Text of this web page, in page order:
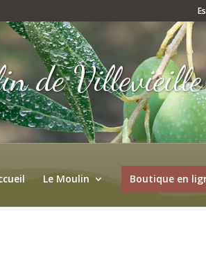
de Villevieille
Le Moulin Boutique en